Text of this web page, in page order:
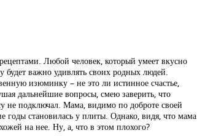
Любой человек, который умеет вкусно
будет важно удивлять своих родных людей.
изюминку – не это ли истинное счастье,
дальнейшие вопросы, смею заверить, что
не подключал. Мама, видимо по доброте своей
годы становилась у плиты. Однако, видя, что мама
на нее. Ну, а, что в этом плохого?